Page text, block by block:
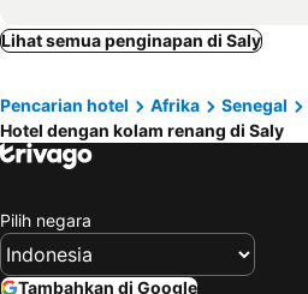
Lihat semua penginapan di Saly
Pencarian hotel Afrika Senegal
Hotel dengan kolam renang di Saly
Pilih negara
Tambahkan di Google